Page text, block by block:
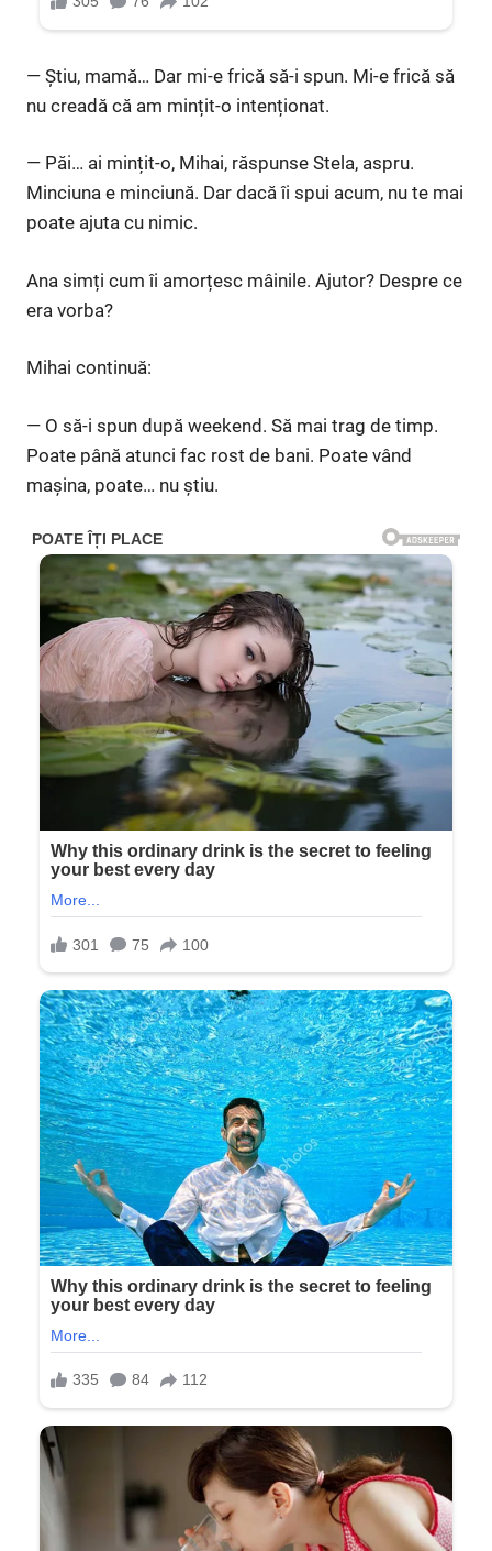
— Știu, mamă… Dar mi-e frică să-i spun. Mi-e frică să
nu creadă că am mințit-o intenționat.
— Păi… ai mințit-o, Mihai, răspunse Stela, aspru.
Minciuna e minciună. Dar dacă îi spui acum, nu te mai
poate ajuta cu nimic.
Ana simți cum îi amorțesc mâinile. Ajutor? Despre ce
era vorba?
Mihai continuă:
— O să-i spun după weekend. Să mai trag de timp.
Poate până atunci fac rost de bani. Poate vând
mașina, poate… nu știu.